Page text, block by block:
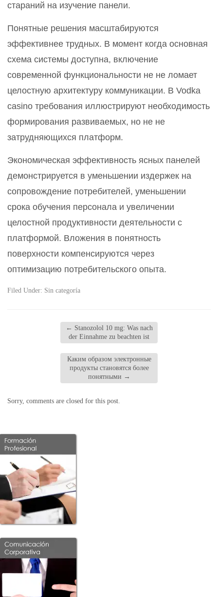
стараний на изучение панели.
Понятные решения масштабируются
эффективнее трудных. В момент когда основная
схема системы доступна, включение
современной функциональности не не ломает
целостную архитектуру коммуникации. В Vodka
casino требования иллюстрируют необходимость
формирования развиваемых, но не не
затрудняющихся платформ.
Экономическая эффективность ясных панелей
демонстрируется в уменьшении издержек на
сопровождение потребителей, уменьшении
срока обучения персонала и увеличении
целостной продуктивности деятельности с
платформой. Вложения в понятность
поверхности компенсируются через
оптимизацию потребительского опыта.
Filed Under: Sin categoría
← Stanozolol 10 mg: Was nach
der Einnahme zu beachten ist
Каким образом электронные
продукты становятся более
понятными →
Sorry, comments are closed for this post.